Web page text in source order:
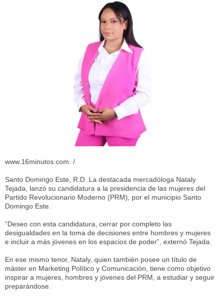
www.16minutos.com. /
Santo Domingo Este, R.D. La destacada mercadóloga Nataly
Tejada, lanzó su candidatura a la presidencia de las mujeres del
Partido Revolucionario Moderno (PRM), por el municipio Santo
Domingo Este.
“Deseo con esta candidatura, cerrar por completo las
desigualdades en la toma de decisiones entre hombres y mujeres
e incluir a más jóvenes en los espacios de poder”, externó Tejada.
En ese mismo tenor, Nataly, quien también posee un título de
máster en Marketing Político y Comunicación, tiene como objetivo
inspirar a mujeres, hombres y jóvenes del PRM, a estudiar y seguir
preparándose.